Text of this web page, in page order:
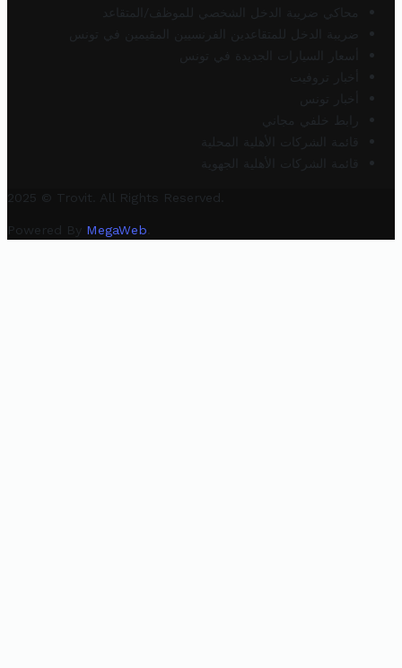
محاكي ضريبة الدخل الشخصي للموظف/المتقاعد
ضريبة الدخل للمتقاعدين الفرنسيين المقيمين في تونس
أسعار السيارات الجديدة في تونس
أخبار تروفيت
أخبار تونس
رابط خلفي مجاني
قائمة الشركات الأهلية المحلية
قائمة الشركات الأهلية الجهوية
2025 © Trovit. All Rights Reserved.
Powered By MegaWeb